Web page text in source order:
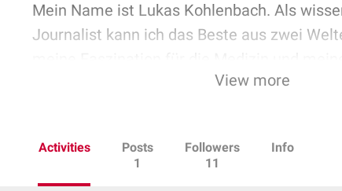
Mein Name ist Lukas Kohlenbach. Als
Journalist kann ich das Beste aus zwei
Journalismus. Fakten recherchieren, Dingen
Erlebnissen in Studium, Promotion und
die neuesten wissenschaftlichen
View more
Activities
Posts
1
Followers
11
Info